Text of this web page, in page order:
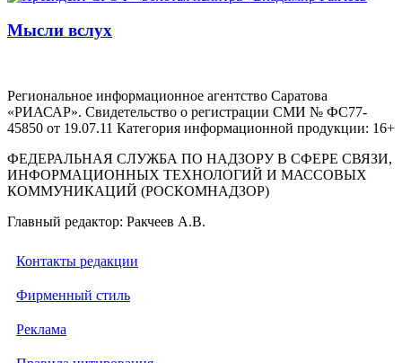
Мысли вслух
Региональное информационное агентство Саратова
«РИАСАР». Свидетельство о регистрации СМИ № ФС77-
45850 от 19.07.11 Категория информационной продукции: 16+
ФЕДЕРАЛЬНАЯ СЛУЖБА ПО НАДЗОРУ В СФЕРЕ СВЯЗИ,
ИНФОРМАЦИОННЫХ ТЕХНОЛОГИЙ И МАССОВЫХ
КОММУНИКАЦИЙ (РОСКОМНАДЗОР)
Главный редактор: Ракчеев А.В.
Контакты редакции
Фирменный стиль
Реклама